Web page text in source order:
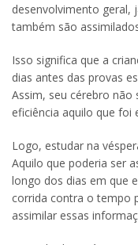
desenvolvimento geral,
também são
Isso significa que a
dias antes das provas
Assim, seu cérebro não
eficiência aquilo que foi
Logo, estudar na
Aquilo que poderia ser
longo dos dias em que
corrida contra o tempo
assimilar essas